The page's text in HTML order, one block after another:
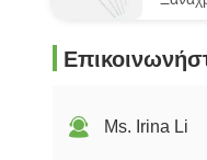
Ms. Irina Li